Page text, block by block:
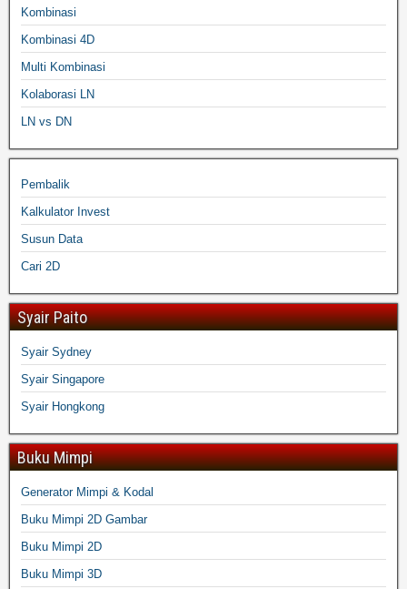
Kombinasi
Kombinasi 4D
Multi Kombinasi
Kolaborasi LN
LN vs DN
Pembalik
Kalkulator Invest
Susun Data
Cari 2D
Syair Paito
Syair Sydney
Syair Singapore
Syair Hongkong
Buku Mimpi
Generator Mimpi & Kodal
Buku Mimpi 2D Gambar
Buku Mimpi 2D
Buku Mimpi 3D